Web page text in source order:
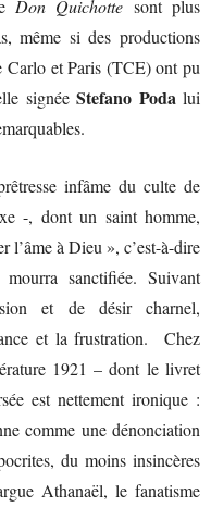
Don Quichotte sont plus
même si des productions
Carlo et Paris (TCE) ont pu
signéeStefano Poda lui
infâme du culte de
-, dont un saint homme,
l’âme à Dieu », c’est-à-dire
sanctifiée. Suivant
et de désir charnel,
et la frustration. Chez
1921 – dont le livret
est nettement ironique :
comme une dénonciation
du moins insincères
Athanaël, le fanatisme